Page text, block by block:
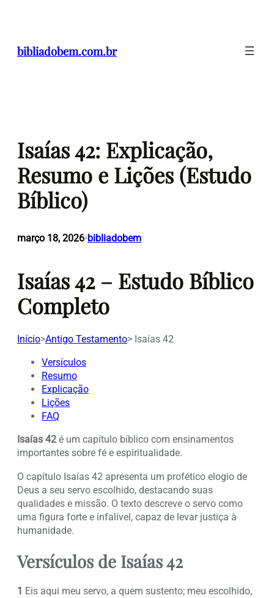
conteúdo
bibliadobem.com.br
Isaías 42: Explicação,
Resumo e Lições (Estudo
Bíblico)
março 18, 2026•bibliadobem
Isaías 42 – Estudo Bíblico
Completo
Início>Antigo Testamento> Isaías 42
Versículos
Resumo
Explicação
Lições
FAQ
Isaías 42 é um capítulo bíblico com ensinamentos
importantes sobre fé e espiritualidade.
O capítulo Isaías 42 apresenta um profético elogio de
Deus a seu servo escolhido, destacando suas
qualidades e missão. O texto descreve o servo como
uma figura forte e infalível, capaz de levar justiça à
humanidade.
Versículos de Isaías 42
1 Eis aqui meu servo, a quem sustento; meu escolhido,